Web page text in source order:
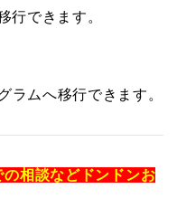
行できます。
ラムへ移行できます。
相談などドンドンお